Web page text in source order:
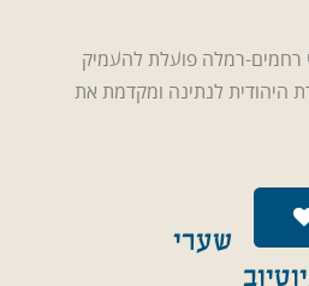
רחמים-רמלה פועלת להעמיק
היהודית לנתינה ומקדמת את
שערי